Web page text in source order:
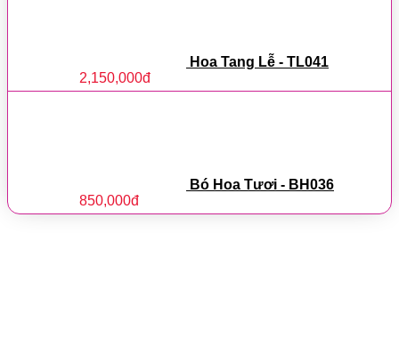
Hoa Tang Lễ - TL041
2,150,000đ
Bó Hoa Tươi - BH036
850,000đ